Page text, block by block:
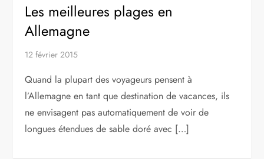
Les meilleures plages en
Allemagne
12 février 2015
Quand la plupart des voyageurs pensent à
l’Allemagne en tant que destination de vacances, ils
ne envisagent pas automatiquement de voir de
longues étendues de sable doré avec […]